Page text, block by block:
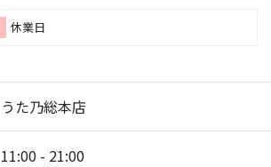
休業日
うた乃総本店
11:00 - 21:00